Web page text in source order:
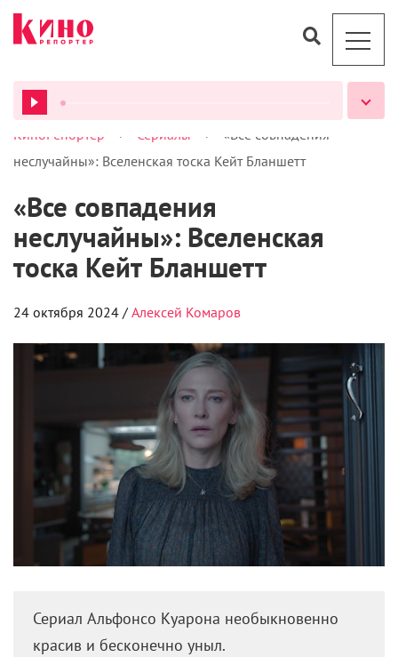
ВСЕ ПОДКАСТЫ
КиноРепортер > Сериалы >
«Все совпадения
неслучайны»: Вселенская тоска Кейт Бланшетт
«Все совпадения
неслучайны»: Вселенская
тоска Кейт Бланшетт
24 октября 2024 / Алексей Комаров
Сериал Альфонсо Куарона необыкновенно
красив и бесконечно уныл.